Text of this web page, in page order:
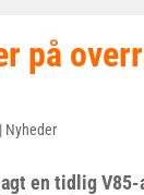
på
| Nyheder
en tidlig